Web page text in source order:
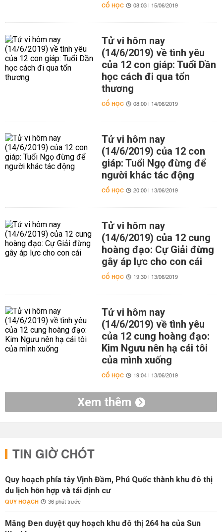
CỔ HỌC 08:03 | 15/06/2019
Tử vi hôm nay
(14/6/2019) về tình yêu
của 12 con giáp: Tuổi Dần
học cách đi qua tổn
thương
CỔ HỌC 08:00 | 14/06/2019
Tử vi hôm nay
(14/6/2019) của 12 con
giáp: Tuổi Ngọ đừng để
người khác tác động
CỔ HỌC 20:00 | 13/06/2019
Tử vi hôm nay
(14/6/2019) của 12 cung
hoàng đạo: Cự Giải đừng
gây áp lực cho con cái
CỔ HỌC 19:30 | 13/06/2019
Tử vi hôm nay
(14/6/2019) về tình yêu
của 12 cung hoàng đạo:
Kim Ngưu nên hạ cái tôi
của mình xuống
CỔ HỌC 19:04 | 13/06/2019
Xem thêm
TIN GIỜ CHÓT
Quy hoạch phía tây Vịnh Đầm, Phú Quốc thành khu đô thị
du lịch hỗn hợp và tái định cư
QUY HOẠCH 36 phút trước
Măng Đen duyệt quy hoạch khu đô thị 264 ha của Sun